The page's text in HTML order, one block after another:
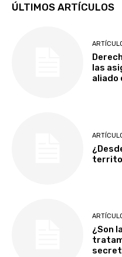
ÚLTIMOS ARTÍCULOS
las
aliado
¿Son